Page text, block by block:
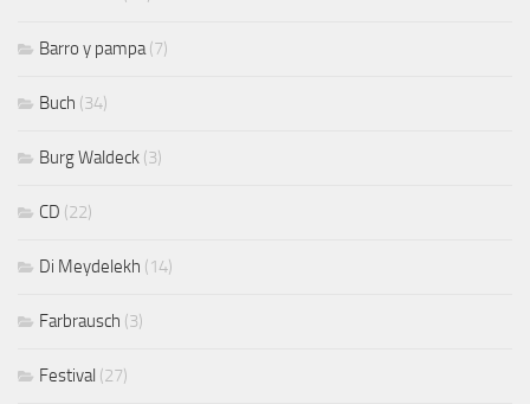
Barro y pampa (7)
Buch (34)
Burg Waldeck (3)
CD (22)
Di Meydelekh (14)
Farbrausch (3)
Festival (27)